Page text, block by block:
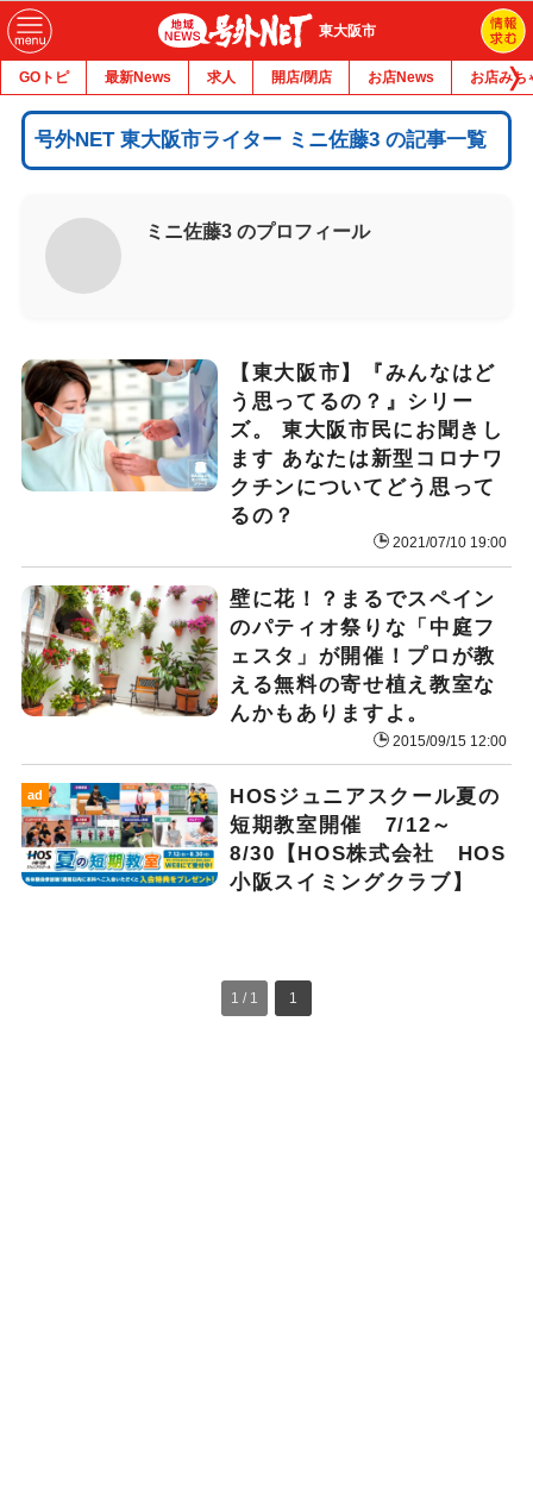
東大阪市
GOトピ 最新News 求人 開店/閉店 お店News お店みち
号外NET 東大阪市ライター ミニ佐藤3 の記事一覧
ミニ佐藤3 のプロフィール
【東大阪市】『みんなはど
う思ってるの？』シリー
ズ。 東大阪市民にお聞きし
ます あなたは新型コロナワ
クチンについてどう思って
るの？
2021/07/10 19:00
壁に花！？まるでスペイン
のパティオ祭りな「中庭フ
ェスタ」が開催！プロが教
える無料の寄せ植え教室な
んかもありますよ。
2015/09/15 12:00
ad
HOSジュニアスクール夏の
短期教室開催 7/12～
8/30【HOS株式会社 HOS
小阪スイミングクラブ】
1 / 1 1